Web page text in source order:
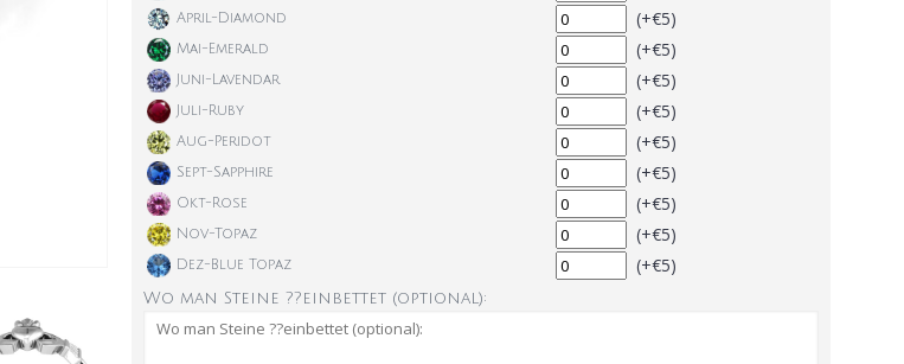
April-Diamond (+€5)
Mai-Emerald (+€5)
Juni-Lavendar (+€5)
Juli-Ruby (+€5)
Aug-Peridot (+€5)
Sept-Sapphire (+€5)
Okt-Rose (+€5)
Nov-Topaz (+€5)
Dez-Blue Topaz (+€5)
Wo man Steine ??einbettet (optional):